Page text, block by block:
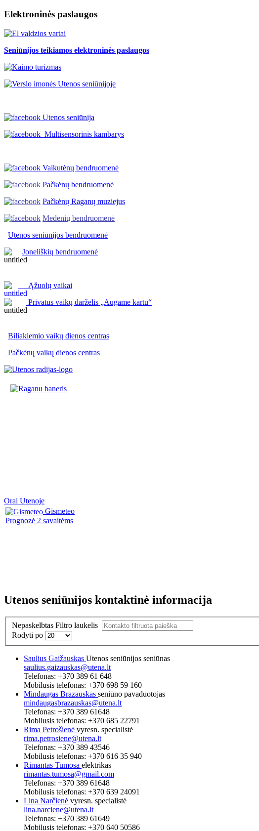
Elektroninės paslaugos
Seniūnijos teikiamos elektroninės paslaugos
Utenos seniūnija
Multisensorinis kambarys
Vaikutėnų bendruomenė
Pačkėnų bendruomenė
Pačkėnų Raganų muziejus
Medenių bendruomenė
Utenos seniūnijos bendruomenė
Joneliškių bendruomenė
Ąžuolų vaikai
Privatus vaikų darželis „Augame kartu“
Biliakiemio vaikų dienos centras
Pačkėnų vaikų dienos centras
Orai Utenoje
Gismeteo
Prognozė 2 savaitėms
Utenos seniūnijos kontaktinė informacija
Nepaskelbtas Filtro laukelis
Rodyti po
Saulius Gaižauskas Utenos seniūnijos seniūnas
saulius.gaizauskas@utena.lt
Telefonas: +370 389 61 648
Mobilusis telefonas: +370 698 59 160
Mindaugas Brazauskas seniūno pavaduotojas
mindaugasbrazauskas@utena.lt
Telefonas: +370 389 61648
Mobilusis telefonas: +370 685 22791
Rima Petrošienė vyresn. specialistė
rima.petrosiene@utena.lt
Telefonas: +370 389 43546
Mobilusis telefonas: +370 616 35 940
Rimantas Tumosa elektrikas
rimantas.tumosa@gmail.com
Telefonas: +370 389 61648
Mobilusis telefonas: +370 639 24091
Lina Narčienė vyresn. specialistė
lina.narciene@utena.lt
Telefonas: +370 389 61649
Mobilusis telefonas: +370 640 50586